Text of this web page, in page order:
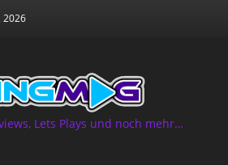
2026
Lets Plays und noch mehr…